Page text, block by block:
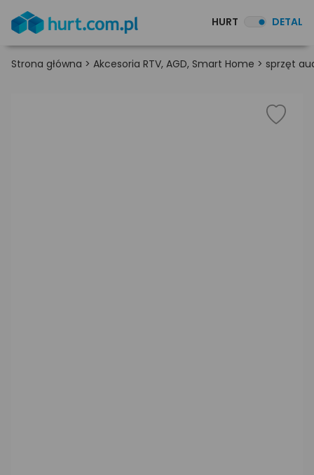
HURT DETAL
Strona główna > Akcesoria RTV, AGD, Smart Home > sprzęt